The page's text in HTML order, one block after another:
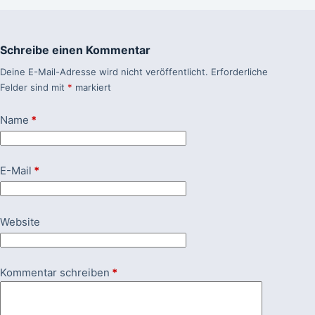
Schreibe einen Kommentar
Deine E-Mail-Adresse wird nicht veröffentlicht. Erforderliche
Felder sind mit * markiert
Name *
E-Mail *
Website
Kommentar schreiben *